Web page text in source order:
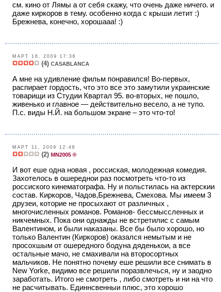
см. кино от Лямы а от себя скажу, что очень даже ничего. и
даже киркоров в тему. особенно когда с крыши летит :)
Брежнева, конечно, хорошааа! :)
МАРТ 16, 2009 17:36
(4) CASABLANCA
А мне на удивление фильм понравился! Во-первых,
распирает гордость, что это все это замутили украинские
товарищи из Студии Квартал 95. во-вторых, не пошло,
живенько и главное — действительно весело, а не тупо.
П.с. виды Н.Й. на большом экране – это что-то!
МАРТ 11, 2009 12:48
(2) MN2005 ®
И вот еше одна новая , россиская, молодежная комедия.
Захотелось в ошереднои раз посмотреть что-то из
россиского кинематографа. Ну и польстилась на актерскии
состав. Киркоров, Чадов,Брежнева, Смехова. Мы имеем 3
друзеи, которие не просыхают от различных ,
многочисленных романов. Романов- бессмыссленных и
никчемных. Пока они однажды не встретилис с самым
Валентином, и были наказаны. Все бы было хорошо, но
только Валентин (Киркоров) оказался немытым и не
просохшым от ошередного бодуна дяденькои, а все
остальные мачо, не смахивали на второсортных
мальчиков. Не понятно почему еше решили все снимать в
New Yorke, видимо все решили поразвлечься, ну и заодно
заработать. Итого не смотреть , либо смотреть и ни на что
не расчитывать. Единнсвенныи плюс, это хорошо